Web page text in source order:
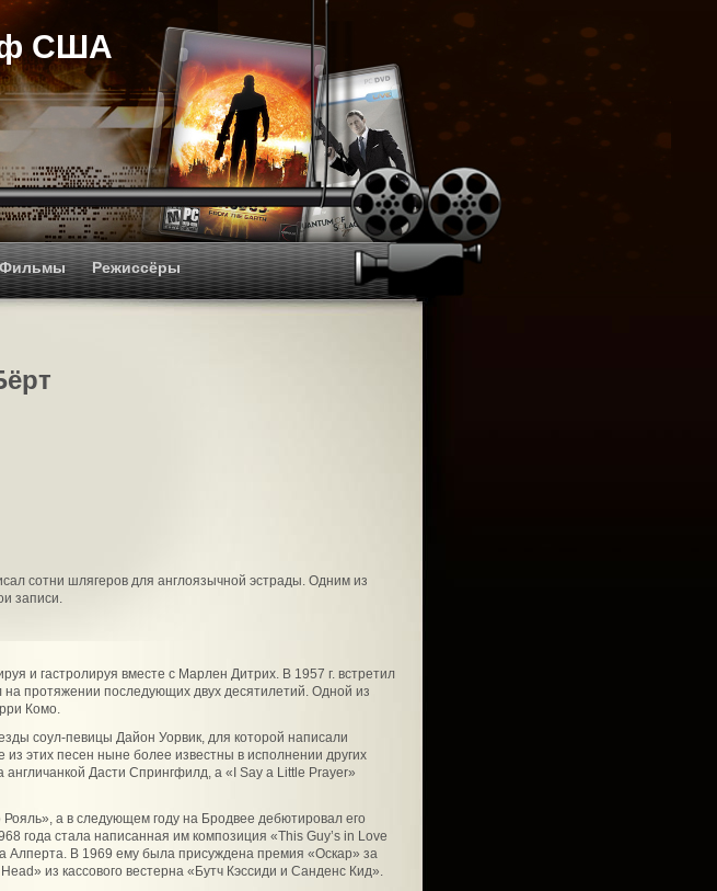
США
Фильмы Режиссёры
сотни шлягеров для англоязычной эстрады. Одним из
записи.
и гастролируя вместе с Марлен Дитрих. В 1957 г. встретил
протяжении последующих двух десятилетий. Одной из
Комо.
соул-певицы Дайон Уорвик, для которой написали
из этих песен ныне более известны в исполнении других
Дасти Спрингфилд, а «I Say a Little Prayer»
а в следующем году на Бродвее дебютировал его
года стала написанная им композиция «This Guy’s in Love
Алперта. В 1969 ему была присуждена премия «Оскар» за
из кассового вестерна «Бутч Кэссиди и Санденс Кид».